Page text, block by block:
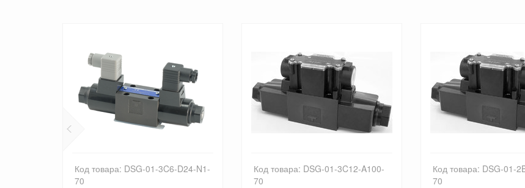
Код товара: DSG-01-3C6-D24-N1-
70
Код товара: DSG-01-3C12-A100-
70
Код товара: DSG-01-
70